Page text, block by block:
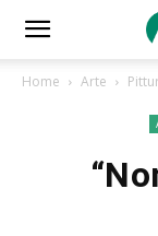
Home Arte